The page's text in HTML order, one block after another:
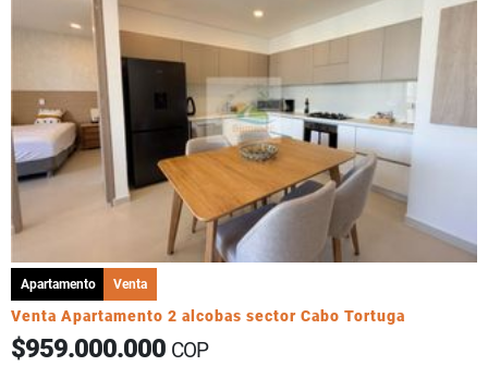
Apartamento Venta
Venta Apartamento 2 alcobas sector Cabo Tortuga
$959.000.000 COP